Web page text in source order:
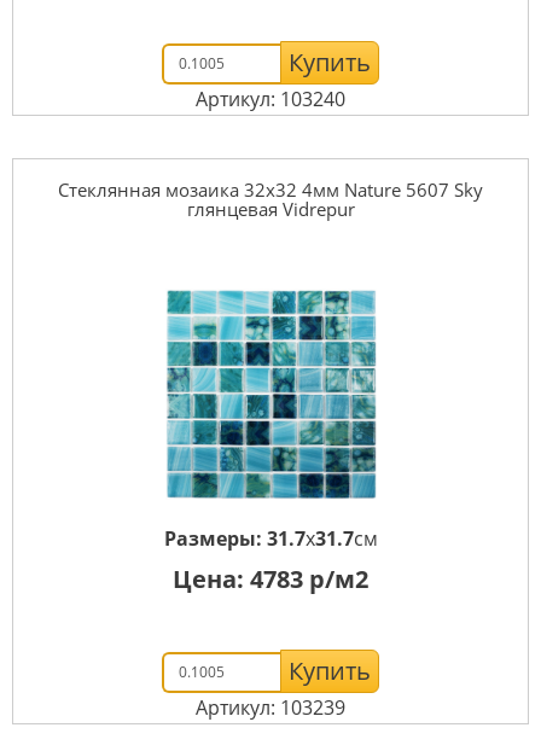
Купить
Артикул: 103240
Стеклянная мозаика 32x32 4мм Nature 5607 Sky
глянцевая Vidrepur
Размеры: 31.7x31.7см
Цена: 4783 р/м2
Купить
Артикул: 103239